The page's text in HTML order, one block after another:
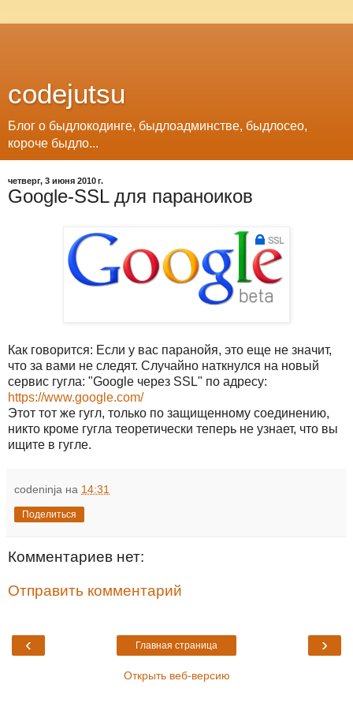
codejutsu
Блог о быдлокодинге, быдлоадминстве, быдлосео,
короче быдло...
четверг, 3 июня 2010 г.
Google-SSL для параноиков
Как говорится: Если у вас паранойя, это еще не значит,
что за вами не следят. Случайно наткнулся на новый
сервис гугла: "Google через SSL" по адресу:
https://www.google.com/
Этот тот же гугл, только по защищенному соединению,
никто кроме гугла теоретически теперь не узнает, что вы
ищите в гугле.
codeninja на 14:31
Поделиться
Комментариев нет:
Отправить комментарий
‹ ›
Главная страница
Открыть веб-версию